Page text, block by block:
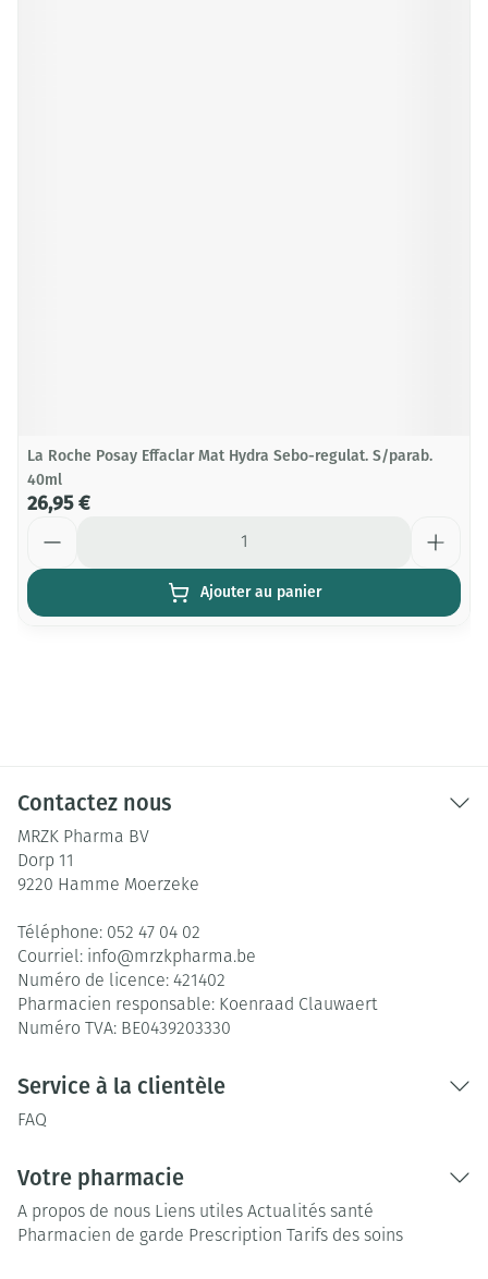
La Roche Posay Effaclar Mat Hydra Sebo-regulat. S/parab.
40ml
26,95 €
Ajouter au panier
Contactez nous
MRZK Pharma BV
Dorp 11
9220 Hamme Moerzeke
Téléphone: 052 47 04 02
Courriel: info@mrzkpharma.be
Numéro de licence: 421402
Pharmacien responsable: Koenraad Clauwaert
Numéro TVA: BE0439203330
Service à la clientèle
FAQ
Votre pharmacie
A propos de nous Liens utiles Actualités santé
Pharmacien de garde Prescription Tarifs des soins